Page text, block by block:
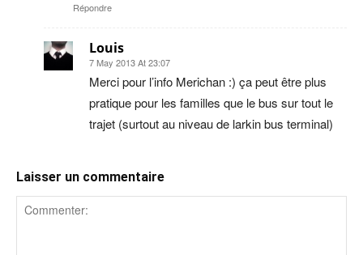
Répondre
Louis
7 May 2013 At 23:07
Merci pour l’info Merichan :) ça peut être plus
pratique pour les familles que le bus sur tout le
trajet (surtout au niveau de larkin bus terminal)
Laisser un commentaire